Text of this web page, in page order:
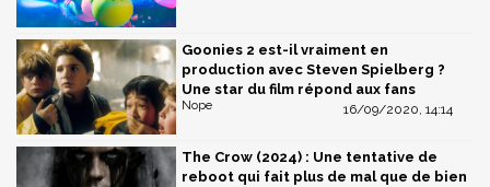
Goonies 2 est-il vraiment en
production avec Steven Spielberg ?
Une star du film répond aux fans
16/09/2020, 14:14
Nope
The Crow (2024) : Une tentative de
reboot qui fait plus de mal que de bien